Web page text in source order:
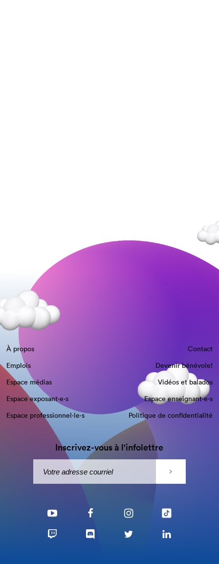
À propos
Contact
Emplois
Devenir bénévole!
Espace médias
Vidéos et balados
Espace exposant·e⋅s
Espace enseignant·e⋅s
Espace professionnel·le⋅s
Politique de confidentialité
Inscrivez-vous à l'infolettre